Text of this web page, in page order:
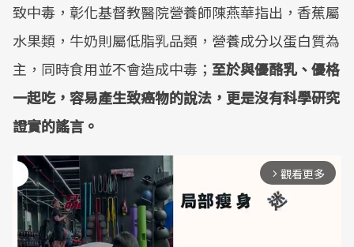
致中毒，彰化基督教醫院營養師陳燕華指出，香蕉屬
水果類，牛奶則屬低脂乳品類，營養成分以蛋白質為
主，同時食用並不會造成中毒； 至於與優酪乳、優格
一起吃，容易產生致癌物的說法，更是沒有科學研究
證實的謠言。
arrow_forward_ios 觀看更多